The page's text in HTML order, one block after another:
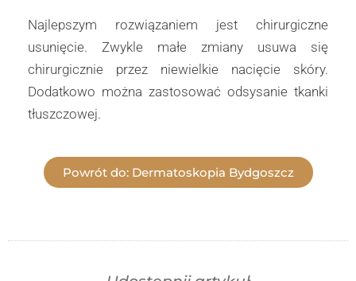
Najlepszym rozwiązaniem jest chirurgiczne
usunięcie. Zwykle małe zmiany usuwa się
chirurgicznie przez niewielkie nacięcie skóry.
Dodatkowo można zastosować odsysanie tkanki
tłuszczowej.
Powrót do: Dermatoskopia Bydgoszcz